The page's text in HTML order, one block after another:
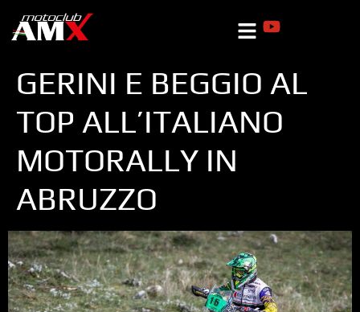
GERINI E BEGGIO AL
TOP ALL’ITALIANO
MOTORALLY IN
ABRUZZO